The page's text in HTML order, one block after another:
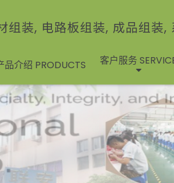
组装, 电路板组装, 成品组装,
品介绍 PRODUCTS 客户服务